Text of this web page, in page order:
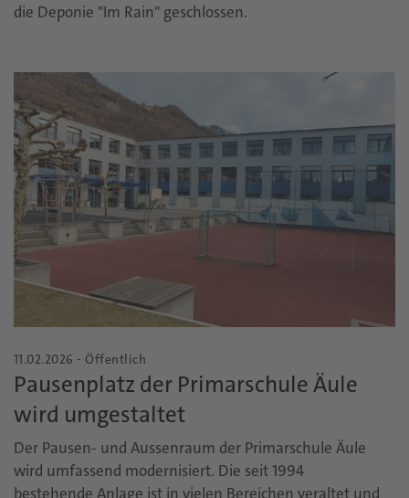
die Deponie "Im Rain" geschlossen.
11.02.2026 - Öffentlich
Pausenplatz der Primarschule Äule
wird umgestaltet
Der Pausen- und Aussenraum der Primarschule Äule
wird umfassend modernisiert. Die seit 1994
bestehende Anlage ist in vielen Bereichen veraltet und